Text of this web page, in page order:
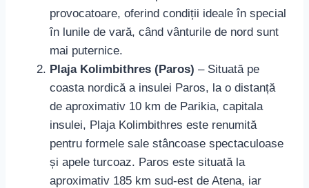
provocatoare, oferind condiții ideale în special
în lunile de vară, când vânturile de nord sunt
mai puternice.
Plaja Kolimbithres (Paros) – Situată pe
coasta nordică a insulei Paros, la o distanță
de aproximativ 10 km de Parikia, capitala
insulei, Plaja Kolimbithres este renumită
pentru formele sale stâncoase spectaculoase
și apele turcoaz. Paros este situată la
aproximativ 185 km sud-est de Atena, iar